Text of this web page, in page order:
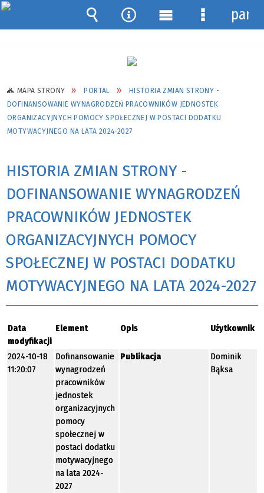
MAPA STRONY PORTAL
HISTORIA ZMIAN STRONY -
DOFINANSOWANIE WYNAGRODZEŃ PRACOWNIKÓW JEDNOSTEK
ORGANIZACYJNYCH POMOCY SPOŁECZNEJ W POSTACI DODATKU
MOTYWACYJNEGO NA LATA 2024-2027
HISTORIA ZMIAN STRONY -
DOFINANSOWANIE WYNAGRODZEŃ
PRACOWNIKÓW JEDNOSTEK
ORGANIZACYJNYCH POMOCY
SPOŁECZNEJ W POSTACI DODATKU
MOTYWACYJNEGO NA LATA 2024-2027
Data
modyfikacji
Element Opis Użytkownik
2024-10-18
11:20:07
Dofinansowanie
wynagrodzeń
pracowników
jednostek
organizacyjnych
pomocy
społecznej w
postaci dodatku
motywacyjnego
na lata 2024-
2027
Publikacja
Dominik
Bąksa
Wyszukiwarka
Narzędzia
Menu Menu
panel